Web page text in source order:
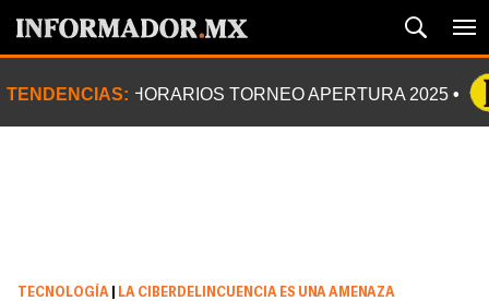
TENDENCIAS: HORARIOS TORNEO APERTURA 2025
TECNOLOGÍA
LA CIBERDELINCUENCIA ES UNA AMENAZA